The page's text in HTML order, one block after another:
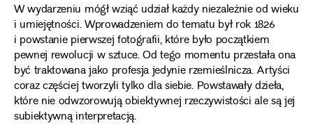
W wydarzeniu mógł wziąć udział każdy niezależnie od wieku
i umiejętności. Wprowadzeniem do tematu był rok 1826
i powstanie pierwszej fotografii, które było początkiem
pewnej rewolucji w sztuce. Od tego momentu przestała ona
być traktowana jako profesja jedynie rzemieślnicza. Artyści
coraz częściej tworzyli tylko dla siebie. Powstawały dzieła,
które nie odwzorowują obiektywnej rzeczywistości ale są jej
subiektywną interpretacją.